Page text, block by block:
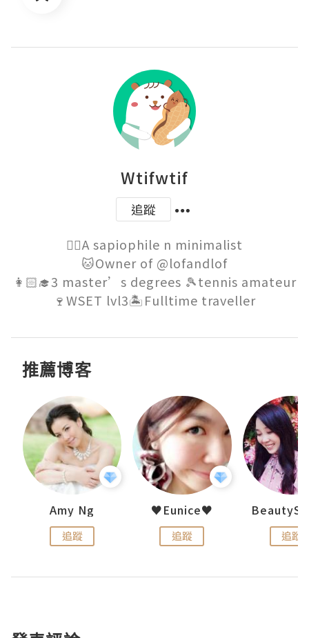
Wtifwtif
追蹤
🏳️‍🌈A sapiophile n minimalist
🐱Owner of @lofandlof
👩🏻‍🎓3 master’s degrees 🎾tennis amateur
🍷WSET lvl3🏝Fulltime traveller
推薦博客
Amy Ng
追蹤
♥Eunice♥
追蹤 追蹤